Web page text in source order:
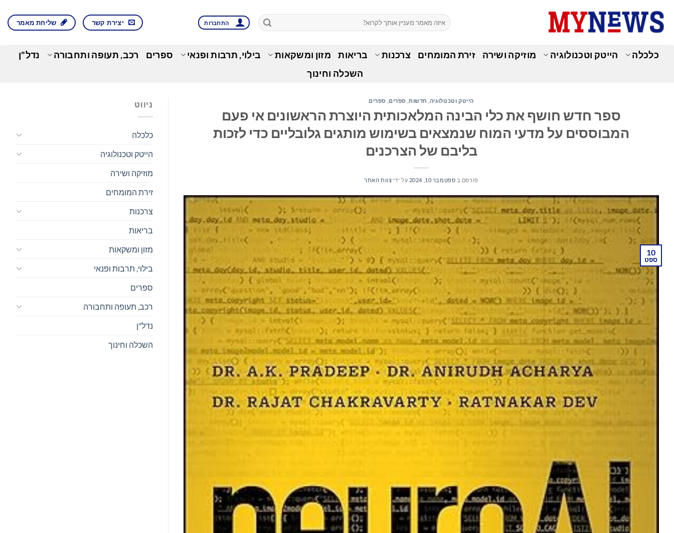
content
התחברות יצירת קשר שליחת מאמר
כלכלה הייטק וטכנולוגיה מוזיקה ושירה זירת המומחים צרכנות בריאות מזון ומשקאות בילוי, תרבות ופנאי ספרים רכב, תעופה ותחבורה
נדל"ן
השכלה וחינוך
הייטק וטכנולוגיה חדשות ספרים ספרים
ספר חדש חושף את כלי הבינה המלאכותית היוצרת הראשונים אי פעם
המבוססים על מדעי המוח שנמצאים בשימוש מותגים גלובליים כדי לזכות
בליבם של הצרכנים
פורסם ב ספטמבר 10, 2024 על ידי צוות האתר
10
ספט
ניווט
כלכלה
הייטק וטכנולוגיה
מוזיקה ושירה
זירת המומחים
צרכנות
בריאות
מזון ומשקאות
בילוי, תרבות ופנאי
ספרים
רכב, תעופה ותחבורה
נדל"ן
השכלה וחינוך